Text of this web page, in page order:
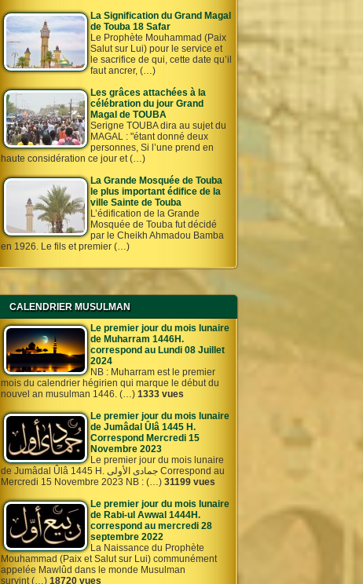
La Signification du Grand Magal
de Touba 18 Safar
Le Prophète Mouhammad (Paix
Salut sur Lui) pour le service et
le sacrifice de qui, cette date qu’il
faut ancrer, (…)
Les grâces attachées à la
célébration du jour Grand
Magal de TOUBA
Serigne TOUBA dira au sujet du
MAGAL : "étant donné deux
personnes, Si l’une prend en
haute considération ce jour et (…)
La Grande Mosquée de Touba
le plus important édifice de la
ville Sainte de Touba
L’édification de la Grande
Mosquée de Touba fut décidé
par le Cheikh Ahmadou Bamba
en 1926. Le fils et premier (…)
CALENDRIER MUSULMAN
Le premier jour du mois lunaire
de Muharram 1446H.
correspond au Lundi 08 Juillet
2024
NB : Muharram est le premier
mois du calendrier hégirien qui marque le début du
nouvel an musulman 1446. (…) 1333 vues
Le premier jour du mois lunaire
de Jumâdal Ûlâ 1445 H.
Correspond Mercredi 15
Novembre 2023
Le premier jour du mois lunaire
de Jumâdal Ûlâ 1445 H. جمادى الأولى Correspond au
Mercredi 15 Novembre 2023 NB : (…) 31199 vues
Le premier jour du mois lunaire
de Rabi-ul Awwal 1444H.
correspond au mercredi 28
septembre 2022
La Naissance du Prophète
Mouhammad (Paix et Salut sur Lui) communément
appelée Mawlûd dans le monde Musulman
survint (…) 18720 vues